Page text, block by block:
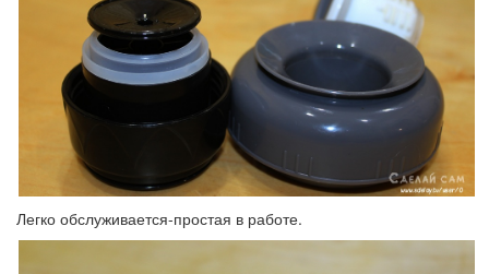
Легко обслуживается-простая в работе.